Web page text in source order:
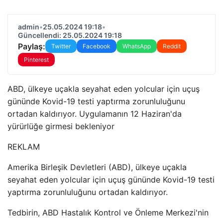
admin•25.05.2024 19:18•
Güncellendi: 25.05.2024 19:18
Paylaş: Twitter Facebook WhatsApp
Reddit
Pinterest
ABD, ülkeye uçakla seyahat eden yolcular için uçuş
gününde Kovid-19 testi yaptırma zorunluluğunu
ortadan kaldırıyor. Uygulamanın 12 Haziran'da
yürürlüğe girmesi bekleniyor
REKLAM
Amerika Birleşik Devletleri (ABD), ülkeye uçakla
seyahat eden yolcular için uçuş gününde Kovid-19 testi
yaptırma zorunluluğunu ortadan kaldırıyor.
Tedbirin, ABD Hastalık Kontrol ve Önleme Merkezi'nin